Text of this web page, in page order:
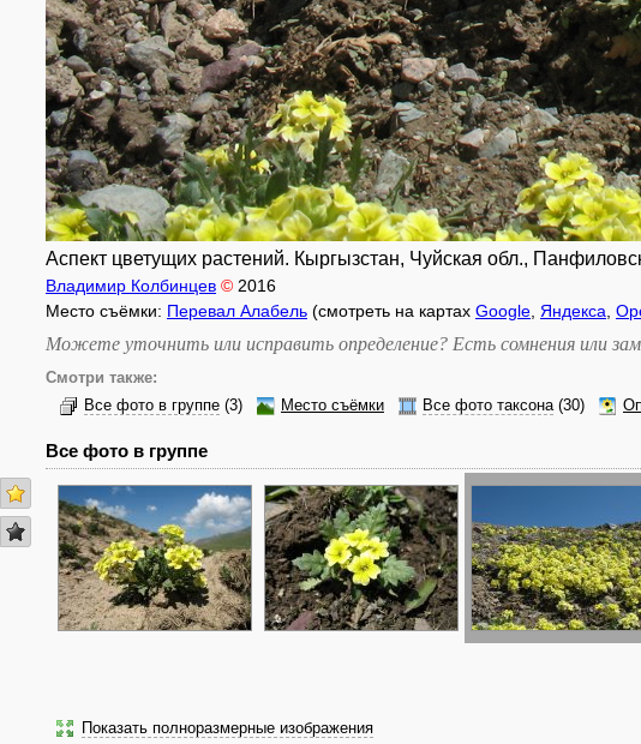
Аспект цветущих растений. Кыргызстан, Чуйская обл.,
Владимир Колбинцев © 2016
Место съёмки: Перевал Алабель (смотреть на картах Google Яндекса
Можете уточнить или исправить определение? Есть сомнения или
Смотри также:
Все фото в группе (3) Место съёмки Все фото таксона(30)
Все фото в группе
Показать полноразмерные изображения